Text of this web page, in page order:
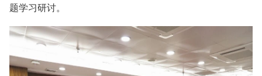
题学习研讨。